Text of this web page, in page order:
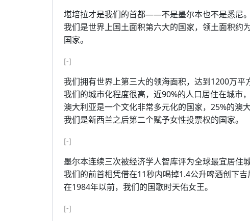
堪培拉才是我们的首都——不是墨尔本也不是悉尼。
我们是世界上国土面积第六大的国家，领土面积约
国家。
[-]
我们拥有世界上第三大的领海面积，达到1200万平
我们的城市化程度很高，近90%的人口居住在城市
澳大利亚是一个文化非常多元化的国家，25%的澳
我们是新西兰之后第二个赋予女性投票权的国家。
[-]
墨尔本连续三次被经济学人智库评为全球最宜居住
我们的前首相凭借在11秒内喝掉1.4公升啤酒创下吉
在1984年以前，我们的国歌时天佑女王。
[-]